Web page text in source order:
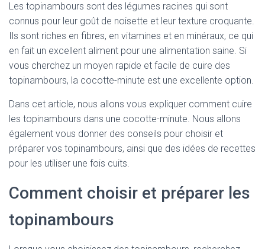
Les topinambours sont des légumes racines qui sont
connus pour leur goût de noisette et leur texture croquante.
Ils sont riches en fibres, en vitamines et en minéraux, ce qui
en fait un excellent aliment pour une alimentation saine. Si
vous cherchez un moyen rapide et facile de cuire des
topinambours, la cocotte-minute est une excellente option.
Dans cet article, nous allons vous expliquer comment cuire
les topinambours dans une cocotte-minute. Nous allons
également vous donner des conseils pour choisir et
préparer vos topinambours, ainsi que des idées de recettes
pour les utiliser une fois cuits.
Comment choisir et préparer les
topinambours